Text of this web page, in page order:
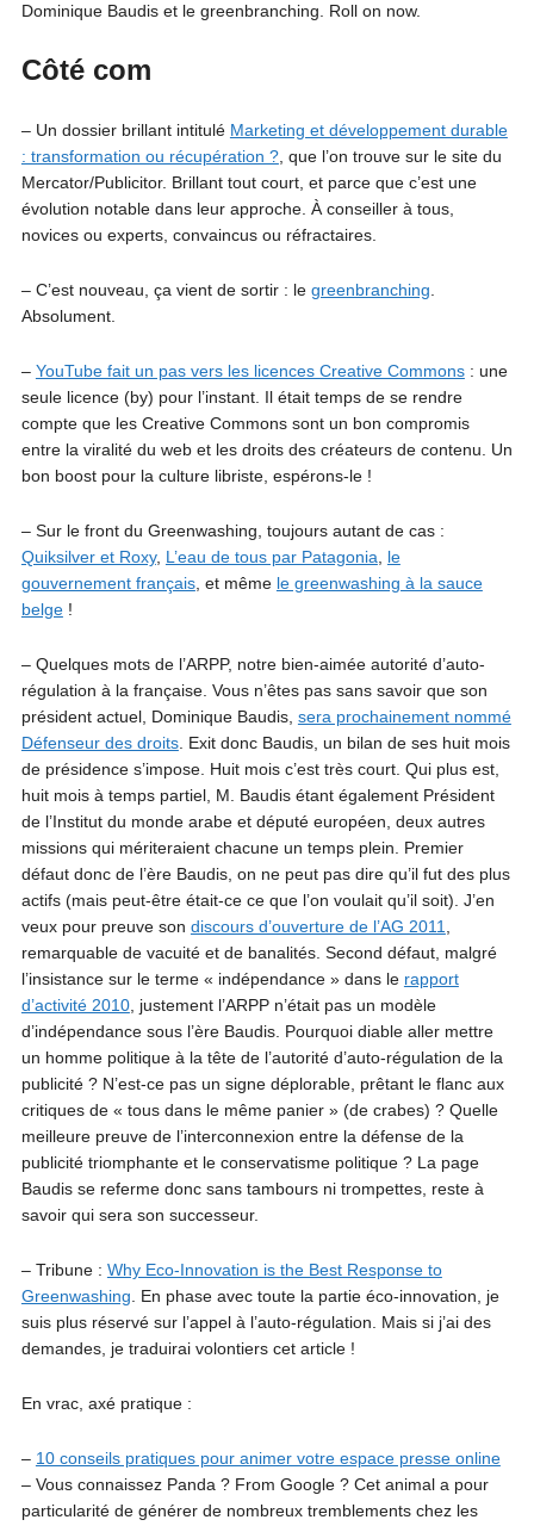
Dominique Baudis et le greenbranching. Roll on now.
Côté com
– Un dossier brillant intitulé Marketing et développement durable
: transformation ou récupération ?, que l’on trouve sur le site du
Mercator/Publicitor. Brillant tout court, et parce que c’est une
évolution notable dans leur approche. À conseiller à tous,
novices ou experts, convaincus ou réfractaires.
– C’est nouveau, ça vient de sortir : le greenbranching
Absolument.
– YouTube fait un pas vers les licences Creative Commons: une
seule licence (by) pour l’instant. Il était temps de se rendre
compte que les Creative Commons sont un bon compromis
entre la viralité du web et les droits des créateurs de contenu. Un
bon boost pour la culture libriste, espérons-le !
– Sur le front du Greenwashing, toujours autant de cas :
Quiksilver et Roxy, L’eau de tous par Patagonia
le
gouvernement français, et même le greenwashing à la sauce
belge!
– Quelques mots de l’ARPP, notre bien-aimée autorité d’auto-
régulation à la française. Vous n’êtes pas sans savoir que son
président actuel, Dominique Baudis, sera prochainement nommé
Défenseur des droits. Exit donc Baudis, un bilan de ses huit mois
de présidence s’impose. Huit mois c’est très court. Qui plus est,
huit mois à temps partiel, M. Baudis étant également Président
de l’Institut du monde arabe et député européen, deux autres
missions qui mériteraient chacune un temps plein. Premier
défaut donc de l’ère Baudis, on ne peut pas dire qu’il fut des plus
actifs (mais peut-être était-ce ce que l’on voulait qu’il soit). J’en
veux pour preuve son discours d’ouverture de l’AG 2011
remarquable de vacuité et de banalités. Second défaut, malgré
l’insistance sur le terme « indépendance » dans le rapport
d’activité 2010, justement l’ARPP n’était pas un modèle
d’indépendance sous l’ère Baudis. Pourquoi diable aller mettre
un homme politique à la tête de l’autorité d’auto-régulation de la
publicité ? N’est-ce pas un signe déplorable, prêtant le flanc aux
critiques de « tous dans le même panier » (de crabes) ? Quelle
meilleure preuve de l’interconnexion entre la défense de la
publicité triomphante et le conservatisme politique ? La page
Baudis se referme donc sans tambours ni trompettes, reste à
savoir qui sera son successeur.
– Tribune : Why Eco-Innovation is the Best Response to
Greenwashing . En phase avec toute la partie éco-innovation, je
suis plus réservé sur l’appel à l’auto-régulation. Mais si j’ai des
demandes, je traduirai volontiers cet article !
En vrac, axé pratique :
– 10 conseils pratiques pour animer votre espace presse online
– Vous connaissez Panda ? From Google ? Cet animal a pour
particularité de générer de nombreux tremblements chez les